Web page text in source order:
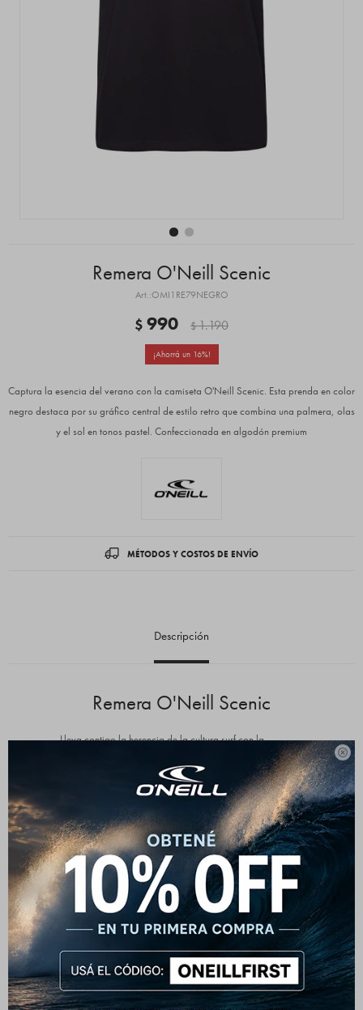

Remera O'Neill Scenic
OMI1RE79NEGRO
$ 990 $1.190
16
Captura la esencia del verano con la camiseta O'Neill Scenic. Esta prenda en color
negro destaca por su gráfico central de estilo retro que combina una palmera, olas
y el sol en tonos pastel. Confeccionada en algodón premium
MÉTODOS Y COSTOS DE ENVÍO
Descripción
Remera O'Neill Scenic
Lleva contigo la herencia de la cultura surf con la
camiseta O'Neill Scenic. Este diseño destaca por su
ilustración frontal artística que rinde homenaje a los
paisajes costeros, utilizando una estética vintage de alto
contraste sobre un fondo negro profundo.
El gráfico central presenta una palmera estilizada, olas en
azul marino y un sol en tono coral, acompañado de las
leyendas "O'Neill" y la icónica frase "Created For Waves".
Es una prenda que equilibra el diseño gráfico moderno
con la comodidad clásica de la marca.
Características principales:
Gráfico: Estampado central multicolor con técnica